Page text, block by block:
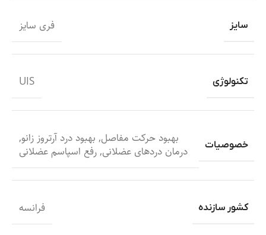
سایز فری سایز
تکنولوژی UIS
خصوصیات بهبود حرکت مفاصل, بهبود درد آرتروز زانو,
درمان دردهای عضلانی,رفع اسپاسم عضلانی
کشور سازنده فرانسه